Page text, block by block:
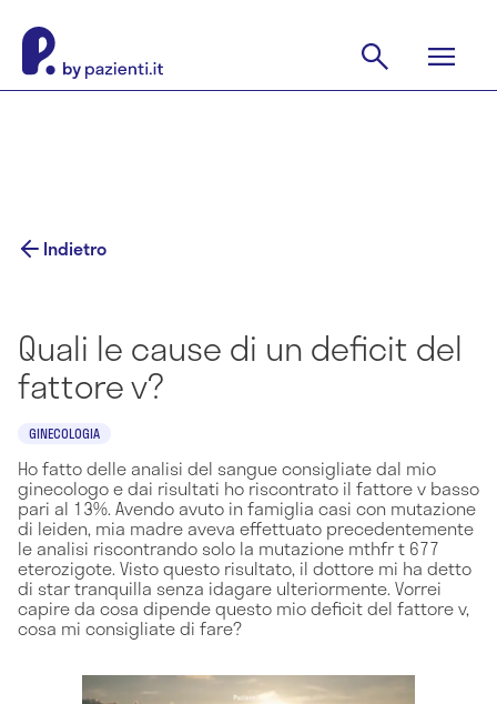
Indietro
Quali le cause di un deficit del
fattore v?
GINECOLOGIA
Ho fatto delle analisi del sangue consigliate dal mio
ginecologo e dai risultati ho riscontrato il fattore v basso
pari al 13%. Avendo avuto in famiglia casi con mutazione
di leiden, mia madre aveva effettuato precedentemente
le analisi riscontrando solo la mutazione mthfr t 677
eterozigote. Visto questo risultato, il dottore mi ha detto
di star tranquilla senza idagare ulteriormente. Vorrei
capire da cosa dipende questo mio deficit del fattore v,
cosa mi consigliate di fare?